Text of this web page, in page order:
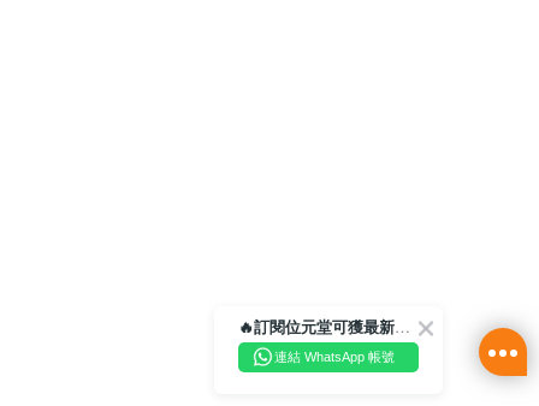
🔥訂閱位元堂可獲最新優惠及活動資訊🔥
連結 WhatsApp 帳號